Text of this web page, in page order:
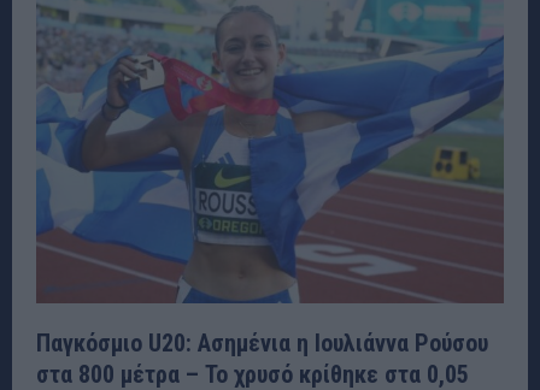
Παγκόσμιο U20: Ασημένια η Ιουλιάννα Ρούσου
στα 800 μέτρα – Το χρυσό κρίθηκε στα 0,05